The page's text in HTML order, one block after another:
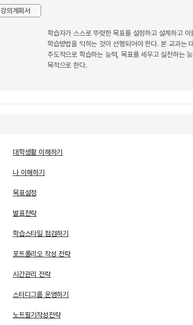
강의계획서
학습자가 스스로 뚜렷한 목표를 설정하고 설계하고
학습방법을 익히는 것이 선행되어야 한다. 본 교과는
주도적으로 학습하는 능력, 목표를 세우고 실천하는
목적으로 한다.
대학생활 이해하기
나 이해하기
목표설정
발표전략
학습스타일 점검하기
포트폴리오 작성 전략
시간관리 전략
스터디그룹 운영하기
노트필기작성전략